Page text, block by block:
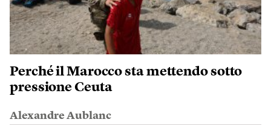
Perché il Marocco sta mettendo sotto
pressione Ceuta
Alexandre Aublanc